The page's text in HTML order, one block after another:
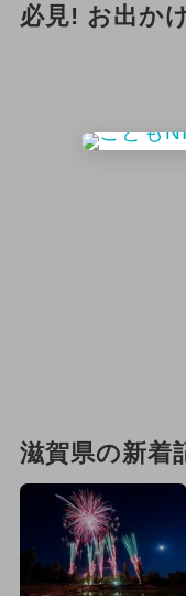
2025年1月の
2024年10月の
2025年7月の
2024年6月のイ
必見! お出か
滋賀県の新着